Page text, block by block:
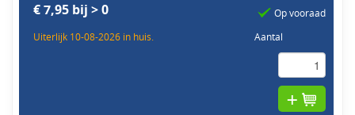
€ 7,95 bij > 0
Uiterlijk 10-08-2026 in huis.
Op vooraad
Aantal